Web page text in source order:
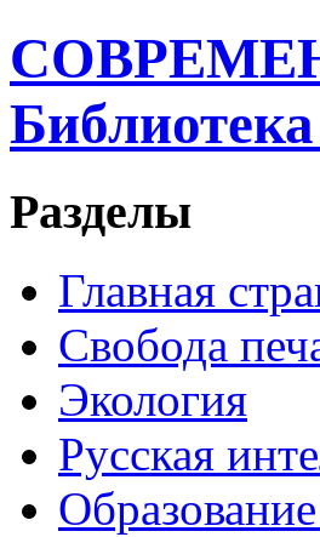
Разделы
Главная
Свобода
Экология
Русская